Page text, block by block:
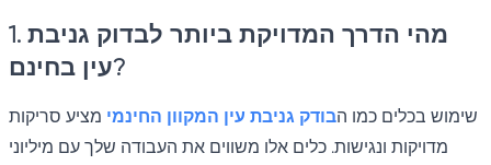
1. מהי הדרך המדויקת ביותר לבדוק גניבת
עין בחינם?
שימוש בכלים כמו הבודק גניבת עין המקוון החינמי מציע סריקות
מדויקות ונגישות. כלים אלו משווים את העבודה שלך עם מיליוני